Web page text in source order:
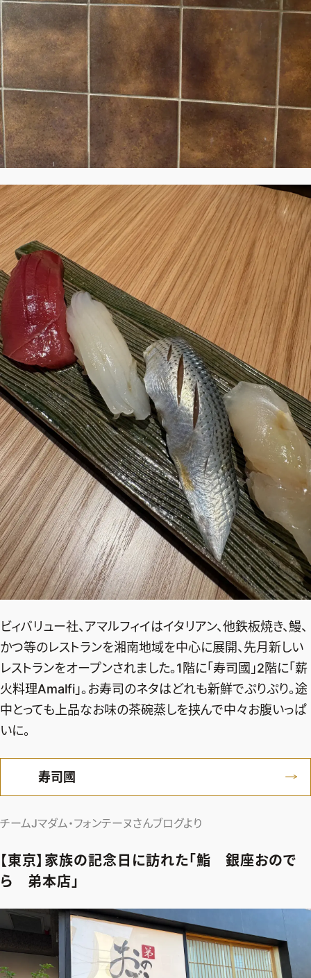
ビィバリュー社、アマルフィイはイタリアン、他鉄板焼き、鰻、
かつ等のレストランを湘南地域を中心に展開、先月新しい
レストランをオープンされました。1階に「寿司國」2階に「薪
火料理Amalfi」。お寿司のネタはどれも新鮮でぷりぷり。途
中とっても上品なお味の茶碗蒸しを挟んで中々お腹いっぱ
いに。
寿司國
チームJマダム・フォンテーヌさんブログより
【東京】家族の記念日に訪れた「鮨 銀座おので
ら 弟本店」